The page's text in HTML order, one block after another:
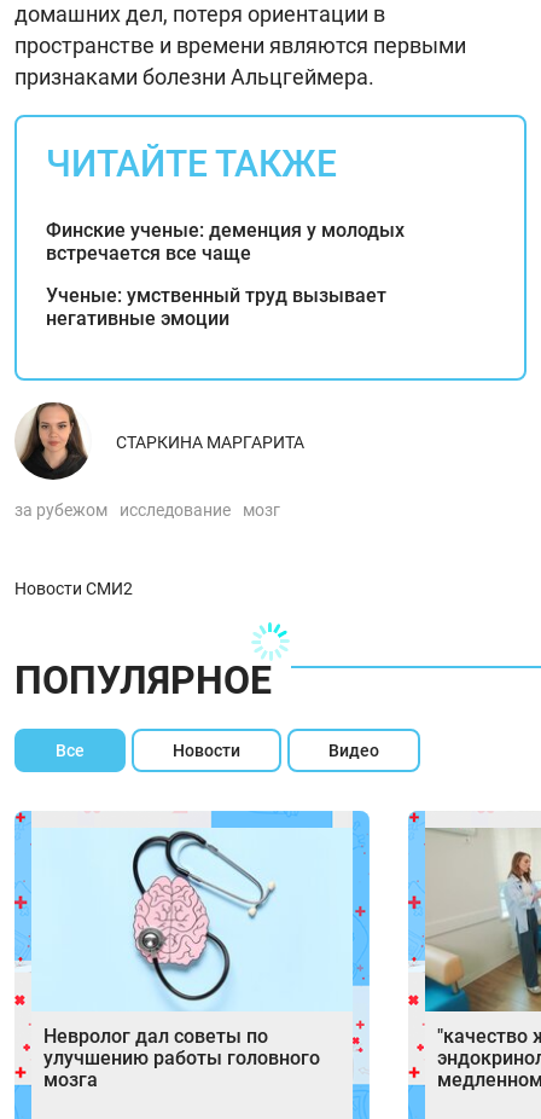
домашних дел, потеря ориентации в
пространстве и времени являются первыми
признаками болезни Альцгеймера.
ЧИТАЙТЕ ТАКЖЕ
Финские ученые: деменция у молодых
встречается все чаще
Ученые: умственный труд вызывает
негативные эмоции
СТАРКИНА МАРГАРИТА
за рубежом исследование мозг
Новости СМИ2
ПОПУЛЯРНОЕ
Все Новости Видео
Невролог дал советы по
улучшению работы головного
мозга
"качество